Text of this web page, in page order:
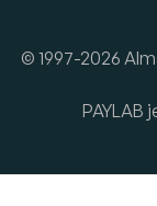
© 1997-2026
PAYLAB